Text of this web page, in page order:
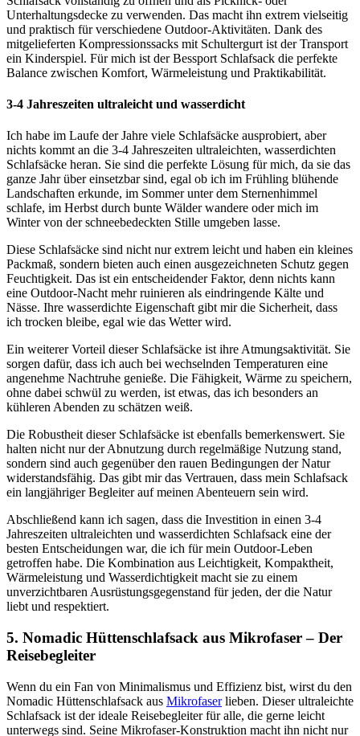
Unterhaltungsdecke zu verwenden. Das macht ihn extrem vielseitig
und praktisch für verschiedene Outdoor-Aktivitäten. Dank des
mitgelieferten Kompressionssacks mit Schultergurt ist der Transport
ein Kinderspiel. Für mich ist der Bessport Schlafsack die perfekte
Balance zwischen Komfort, Wärmeleistung und Praktikabilität.
3-4 Jahreszeiten ultraleicht und wasserdicht
Ich habe im Laufe der Jahre viele Schlafsäcke ausprobiert, aber
nichts kommt an die 3-4 Jahreszeiten ultraleichten, wasserdichten
Schlafsäcke heran. Sie sind die perfekte Lösung für mich, da sie das
ganze Jahr über einsetzbar sind, egal ob ich im Frühling blühende
Landschaften erkunde, im Sommer unter dem Sternenhimmel
schlafe, im Herbst durch bunte Wälder wandere oder mich im
Winter von der schneebedeckten Stille umgeben lasse.
Diese Schlafsäcke sind nicht nur extrem leicht und haben ein kleines
Packmaß, sondern bieten auch einen ausgezeichneten Schutz gegen
Feuchtigkeit. Das ist ein entscheidender Faktor, denn nichts kann
eine Outdoor-Nacht mehr ruinieren als eindringende Kälte und
Nässe. Ihre wasserdichte Eigenschaft gibt mir die Sicherheit, dass
ich trocken bleibe, egal wie das Wetter wird.
Ein weiterer Vorteil dieser Schlafsäcke ist ihre Atmungsaktivität. Sie
sorgen dafür, dass ich auch bei wechselnden Temperaturen eine
angenehme Nachtruhe genieße. Die Fähigkeit, Wärme zu speichern,
ohne dabei schwül zu werden, ist etwas, das ich besonders an
kühleren Abenden zu schätzen weiß.
Die Robustheit dieser Schlafsäcke ist ebenfalls bemerkenswert. Sie
halten nicht nur der Abnutzung durch regelmäßige Nutzung stand,
sondern sind auch gegenüber den rauen Bedingungen der Natur
widerstandsfähig. Das gibt mir das Vertrauen, dass mein Schlafsack
ein langjähriger Begleiter auf meinen Abenteuern sein wird.
Abschließend kann ich sagen, dass die Investition in einen 3-4
Jahreszeiten ultraleichten und wasserdichten Schlafsack eine der
besten Entscheidungen war, die ich für mein Outdoor-Leben
getroffen habe. Die Kombination aus Leichtigkeit, Kompaktheit,
Wärmeleistung und Wasserdichtigkeit macht sie zu einem
unverzichtbaren Ausrüstungsgegenstand für jeden, der die Natur
liebt und respektiert.
5. Nomadic Hüttenschlafsack aus Mikrofaser – Der
Reisebegleiter
Wenn du ein Fan von Minimalismus und Effizienz bist, wirst du den
Nomadic Hüttenschlafsack aus Mikrofaserlieben. Dieser ultraleichte
Schlafsack ist der ideale Reisebegleiter für alle, die gerne leicht
unterwegs sind. Seine Mikrofaser-Konstruktion macht ihn nicht nur